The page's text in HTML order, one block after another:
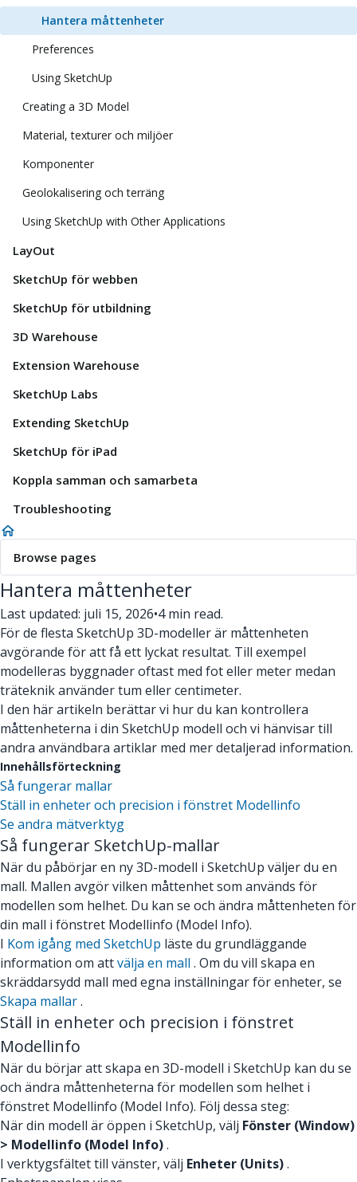
Hantera måttenheter
Preferences
Using SketchUp
Creating a 3D Model
Material, texturer och miljöer
Komponenter
Geolokalisering och terräng
Using SketchUp with Other Applications
LayOut
SketchUp för webben
SketchUp för utbildning
3D Warehouse
Extension Warehouse
SketchUp Labs
Extending SketchUp
SketchUp för iPad
Koppla samman och samarbeta
Troubleshooting
Browse pages
Hantera måttenheter
Last updated: juli 15, 2026•4 min read.
För de flesta SketchUp 3D-modeller är måttenheten
avgörande för att få ett lyckat resultat. Till exempel
modelleras byggnader oftast med fot eller meter medan
träteknik använder tum eller centimeter.
I den här artikeln berättar vi hur du kan kontrollera
måttenheterna i din SketchUp modell och vi hänvisar till
andra användbara artiklar med mer detaljerad information.
Innehållsförteckning
Så fungerar mallar
Ställ in enheter och precision i fönstret Modellinfo
Se andra mätverktyg
Så fungerar SketchUp-mallar
När du påbörjar en ny 3D-modell i SketchUp väljer du en
mall. Mallen avgör vilken måttenhet som används för
modellen som helhet. Du kan se och ändra måttenheten för
din mall i fönstret Modellinfo (Model Info).
I Kom igång med SketchUp läste du grundläggande
information om attvälja en mall . Om du vill skapa en
skräddarsydd mall med egna inställningar för enheter, se
Skapa mallar.
Ställ in enheter och precision i fönstret
Modellinfo
När du börjar att skapa en 3D-modell i SketchUp kan du se
och ändra måttenheterna för modellen som helhet i
fönstret Modellinfo (Model Info). Följ dessa steg:
När din modell är öppen i SketchUp, välj Fönster (Window)
> Modellinfo (Model Info).
I verktygsfältet till vänster, välj Enheter (Units).